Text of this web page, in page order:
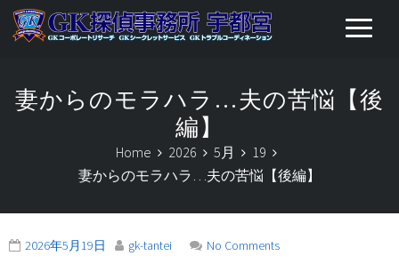
妻からのモラハラ…夫の苦悩【後
編】
Home 2026 5月
19
妻からのモラハラ…夫の苦悩【後編】
2026年5月19日 gk-tantei No Comments